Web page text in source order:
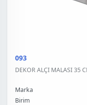
093
DEKOR ALÇI MALASI 35
Marka
Birim